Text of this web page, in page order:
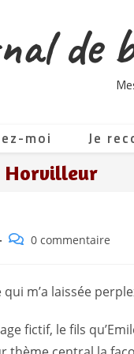
de
moi Je
Horvilleur
Commentaires
publication :
0 commentaire
m’a laissée
fictif, le fils